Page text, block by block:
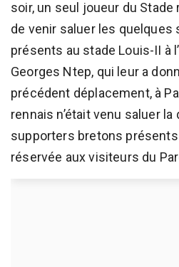
soir, un seul joueur du Stade
de venir saluer les quelques
présents au stade Louis-II à
Georges Ntep, qui leur a
précédent déplacement, à
rennais n’était venu saluer la
supporters bretons
réservée aux visiteurs du